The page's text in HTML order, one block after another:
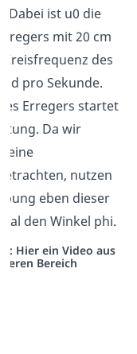
Dabei ist u0 die
mit 20 cm
Kreisfrequenz des
pro Sekunde.
Erregers startet
Da wir
eine
nutzen
eben dieser
den Winkel phi.
Hier ein Video aus
Bereich